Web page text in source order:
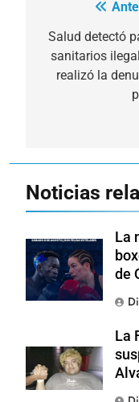
de
entradas
Salud detectó
sanitarios
realizó la
Noticias
La
de
La